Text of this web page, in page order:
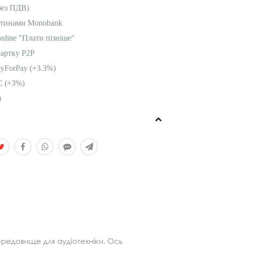
ПДВ)
Monobank
"Плати пізніше"
P2P
(+3.3%)
(+3%)
для аудіотехніки. Ось